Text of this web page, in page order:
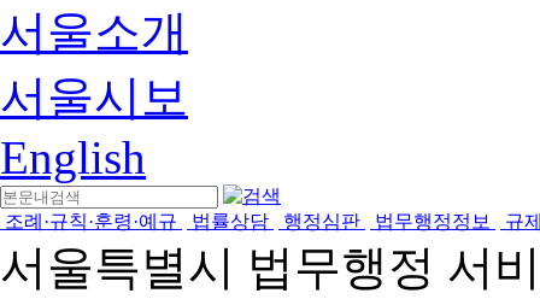
서울소개
서울시보
English
조례·규칙·훈령·예규 법률상담 행정심판 법무행정정보 규
서울특별시 법무행정 서